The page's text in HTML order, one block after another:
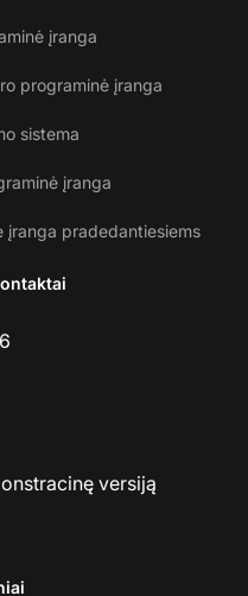
įranga
programinė įranga
sistema
įranga
įranga pradedantiesiems
versiją